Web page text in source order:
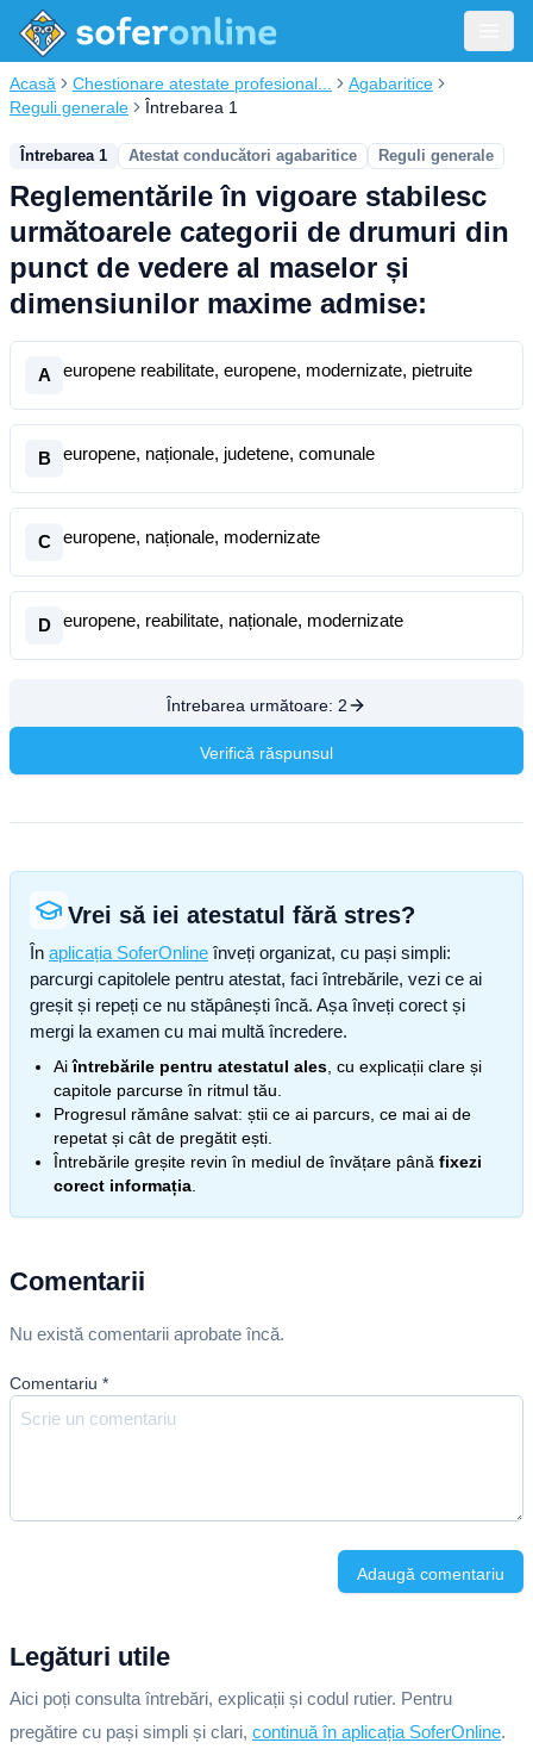
Acasă Chestionare atestate profesional...
Agabaritice
Reguli generale
Întrebarea 1
Întrebarea 1 Atestat conducători agabaritice Reguli generale
Reglementările în vigoare stabilesc
următoarele categorii de drumuri din
punct de vedere al maselor și
dimensiunilor maxime admise:
A europene reabilitate, europene, modernizate, pietruite
B europene, naționale, judetene, comunale
C europene, naționale, modernizate
D europene, reabilitate, naționale, modernizate
Întrebarea următoare: 2
Verifică răspunsul
Vrei să iei atestatul fără stres?
În aplicația SoferOnline înveți organizat, cu pași simpli:
parcurgi capitolele pentru atestat, faci întrebările, vezi ce ai
greșit și repeți ce nu stăpânești încă. Așa înveți corect și
mergi la examen cu mai multă încredere.
Aiîntrebările pentru atestatul ales , cu explicații clare și
capitole parcurse în ritmul tău.
Progresul rămâne salvat: știi ce ai parcurs, ce mai ai de
repetat și cât de pregătit ești.
Întrebările greșite revin în mediul de învățare până fixezi
corect informația
Comentarii
Nu există comentarii aprobate încă.
Comentariu *
Adaugă comentariu
Legături utile
Aici poți consulta întrebări, explicații și codul rutier. Pentru
pregătire cu pași simpli și clari, continuă în aplicația SoferOnline.